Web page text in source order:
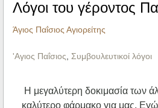
Λόγοι του γέροντος
Άγιος Παΐσιος Αγιορείτης
'Αγιος Παΐσιος, Συμβουλευτικοί λόγοι
Η μεγαλύτερη δοκιμασία των
καλύτερο φάρμακο για μας.